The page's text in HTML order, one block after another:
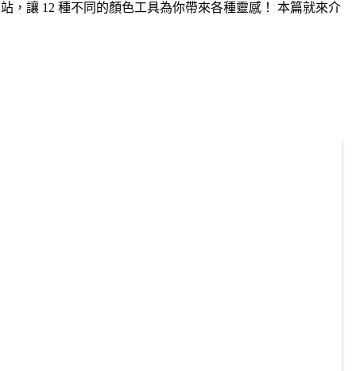
，讓 12 種不同的顏色工具為你帶來各種靈感！ 本篇就來介